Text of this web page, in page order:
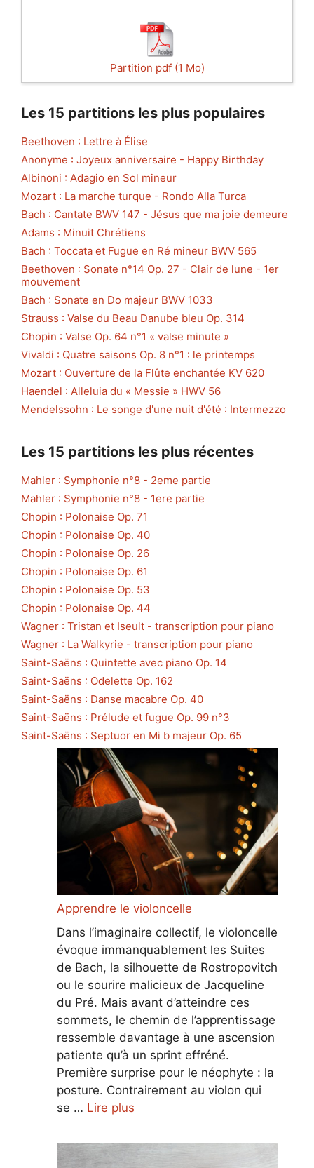
Partition pdf (1 Mo)
Les 15 partitions les plus populaires
Beethoven : Lettre à Élise
Anonyme : Joyeux anniversaire - Happy Birthday
Albinoni : Adagio en Sol mineur
Mozart : La marche turque - Rondo Alla Turca
Bach : Cantate BWV 147 - Jésus que ma joie demeure
Adams : Minuit Chrétiens
Bach : Toccata et Fugue en Ré mineur BWV 565
Beethoven : Sonate n°14 Op. 27 - Clair de lune - 1er
mouvement
Bach : Sonate en Do majeur BWV 1033
Strauss : Valse du Beau Danube bleu Op. 314
Chopin : Valse Op. 64 n°1 « valse minute »
Vivaldi : Quatre saisons Op. 8 n°1 : le printemps
Mozart : Ouverture de la Flûte enchantée KV 620
Haendel : Alleluia du « Messie » HWV 56
Mendelssohn : Le songe d'une nuit d'été : Intermezzo
Les 15 partitions les plus récentes
Mahler : Symphonie n°8 - 2eme partie
Mahler : Symphonie n°8 - 1ere partie
Chopin : Polonaise Op. 71
Chopin : Polonaise Op. 40
Chopin : Polonaise Op. 26
Chopin : Polonaise Op. 61
Chopin : Polonaise Op. 53
Chopin : Polonaise Op. 44
Wagner : Tristan et Iseult - transcription pour piano
Wagner : La Walkyrie - transcription pour piano
Saint-Saëns : Quintette avec piano Op. 14
Saint-Saëns : Odelette Op. 162
Saint-Saëns : Danse macabre Op. 40
Saint-Saëns : Prélude et fugue Op. 99 n°3
Saint-Saëns : Septuor en Mi b majeur Op. 65
Apprendre le violoncelle
Dans l’imaginaire collectif, le violoncelle
évoque immanquablement les Suites
de Bach, la silhouette de Rostropovitch
ou le sourire malicieux de Jacqueline
du Pré. Mais avant d’atteindre ces
sommets, le chemin de l’apprentissage
ressemble davantage à une ascension
patiente qu’à un sprint effréné.
Première surprise pour le néophyte : la
posture. Contrairement au violon qui
se … Lire plus